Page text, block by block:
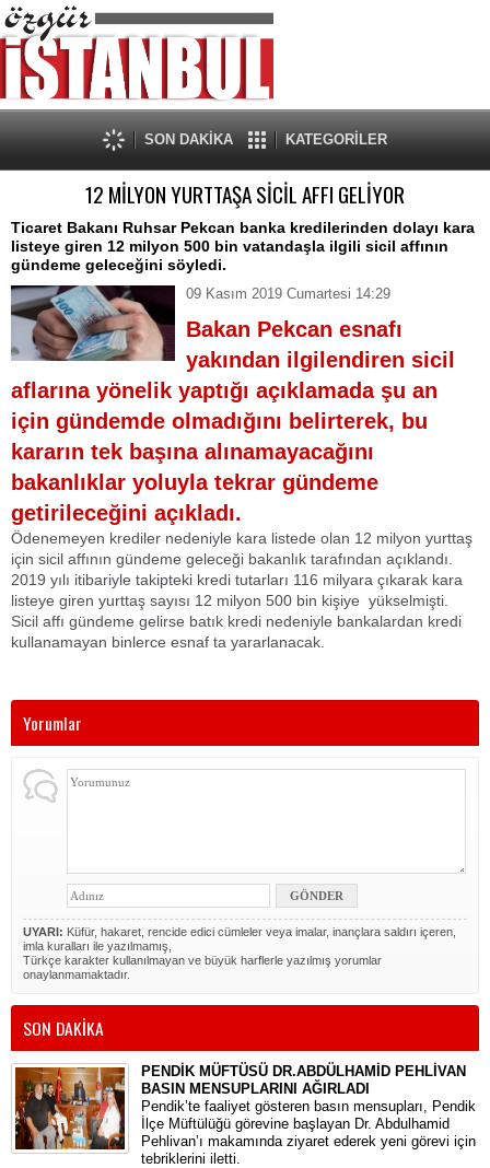
SON DAKİKA KATEGORİLER
12 MİLYON YURTTAŞA SİCİL AFFI GELİYOR
Ticaret Bakanı Ruhsar Pekcan banka kredilerinden dolayı kara
listeye giren 12 milyon 500 bin vatandaşla ilgili sicil affının
gündeme geleceğini söyledi.
09 Kasım 2019 Cumartesi 14:29
Bakan Pekcan esnafı
yakından ilgilendiren sicil
aflarına yönelik yaptığı açıklamada şu an
için gündemde olmadığını belirterek, bu
kararın tek başına alınamayacağını
bakanlıklar yoluyla tekrar gündeme
getirileceğini açıkladı.
Ödenemeyen krediler nedeniyle kara listede olan 12 milyon yurttaş
için sicil affının gündeme geleceği bakanlık tarafından açıklandı.
2019 yılı itibariyle takipteki kredi tutarları 116 milyara çıkarak kara
listeye giren yurttaş sayısı 12 milyon 500 bin kişiye yükselmişti.
Sicil affı gündeme gelirse batık kredi nedeniyle bankalardan kredi
kullanamayan binlerce esnaf ta yararlanacak.
Yorumlar
UYARI: Küfür, hakaret, rencide edici cümleler veya imalar, inançlara saldırı içeren,
imla kuralları ile yazılmamış,
Türkçe karakter kullanılmayan ve büyük harflerle yazılmış yorumlar
onaylanmamaktadır.
SON DAKİKA
PENDİK MÜFTÜSÜ DR.ABDÜLHAMİD PEHLİVAN
BASIN MENSUPLARINI AĞIRLADI
​Pendik’te faaliyet gösteren basın mensupları, Pendik
İlçe Müftülüğü görevine başlayan Dr. Abdulhamid
Pehlivan’ı makamında ziyaret ederek yeni görevi için
tebriklerini iletti.